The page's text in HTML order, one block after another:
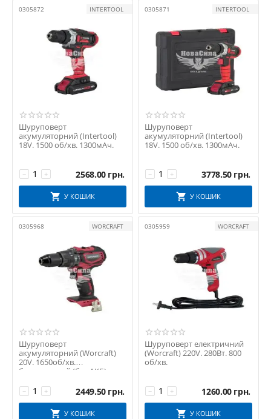
0305872 INTERTOOL
Шуруповерт
акумуляторний (Intertool)
18V. 1500 об/хв. 1300мАч.
+
− 2568.00 грн.
У КОШИК
0305871 INTERTOOL
Шуруповерт
акумуляторний (Intertool)
18V. 1500 об/хв. 1300мАч.
+
− 3778.50 грн.
У КОШИК
0305968 WORCRAFT
Шуруповерт
акумуляторний (Worcraft)
20V. 1650об/хв.
бесщеточний (без АКБ)
+
− 2449.50 грн.
У КОШИК
0305959 WORCRAFT
Шуруповерт електричний
(Worcraft) 220V. 280Вт. 800
об/хв.
+
− 1260.00 грн.
У КОШИК